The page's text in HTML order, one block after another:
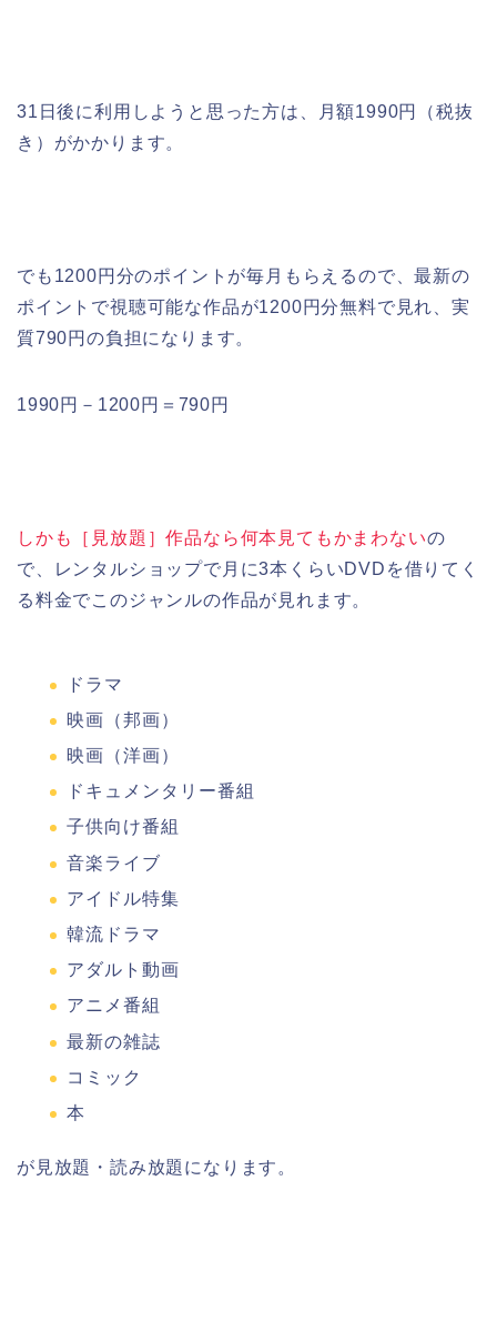
31日後に利用しようと思った方は、月額1990円（税抜
き）がかかります。
でも1200円分のポイントが毎月もらえるので、最新の
ポイントで視聴可能な作品が1200円分無料で見れ、実
質790円の負担になります。
1990円－1200円＝790円
しかも［見放題］作品なら何本見てもかまわないの
で、レンタルショップで月に3本くらいDVDを借りてく
る料金でこのジャンルの作品が見れます。
ドラマ
映画（邦画）
映画（洋画）
ドキュメンタリー番組
子供向け番組
音楽ライブ
アイドル特集
韓流ドラマ
アダルト動画
アニメ番組
最新の雑誌
コミック
本
が見放題・読み放題になります。